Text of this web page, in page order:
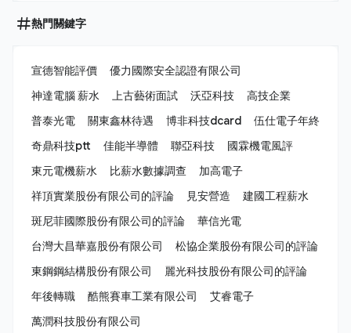
熱門關鍵字
宣德智能評價
優力國際安全認證有限公司
神達電腦 薪水
上古藝術面試 沃亞科技
高技企業
普泰光電
關東鑫林待遇 博非科技dcard
伍仕電子年終
奇鼎科技ptt
佳能半導體 聯亞科技
國霖機電風評
東元電機薪水
比薪水數據調查
加高電子
祥頂實業股份有限公司的評論
見安營造
建國工程薪水
斑尼菲國際股份有限公司的評論
華信光電
台灣大昌華嘉股份有限公司
松協企業股份有限公司的評論
東鋼鋼結構股份有限公司
麗光科技股份有限公司的評論
年後轉職
酷熊賽車工業有限公司
艾睿電子
萬潤科技股份有限公司